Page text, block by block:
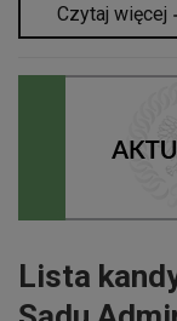
Czytaj więcej
Lista